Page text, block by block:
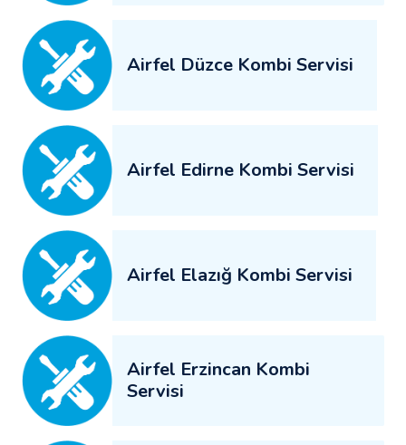
Airfel Düzce Kombi Servisi
Airfel Edirne Kombi Servisi
Airfel Elazığ Kombi Servisi
Airfel Erzincan Kombi
Servisi